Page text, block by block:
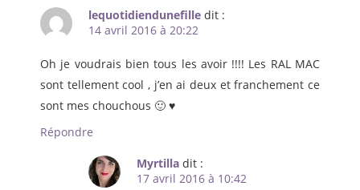
lequotidiendunefille dit :
14 avril 2016 à 20:22
Oh je voudrais bien tous les avoir !!!! Les RAL MAC
sont tellement cool , j’en ai deux et franchement ce
sont mes chouchous 🙂 ♥
Répondre
Myrtilla dit :
17 avril 2016 à 10:42